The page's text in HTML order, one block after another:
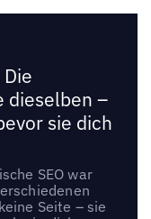
Die
dieselben –
sie dich
SEO war
Seite – sie